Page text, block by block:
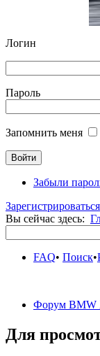
Логин
Пароль
Запомнить меня
Забыли
Зарегистрироваться
Вы сейчас здесь:
FAQ• Поиск•
Форум BMW
Для